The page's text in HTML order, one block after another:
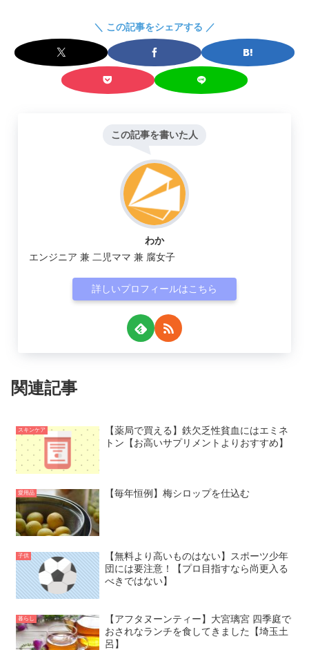
＼ この記事をシェアする ／
この記事を書いた人
わか
エンジニア 兼 二児ママ 兼 腐女子
詳しいプロフィールはこちら
関連記事
スキンケア
【薬局で買える】鉄欠乏性貧血にはエミネ
トン【お高いサプリメントよりおすすめ】
愛用品 【毎年恒例】梅シロップを仕込む
子供
【無料より高いものはない】スポーツ少年
団には要注意！【プロ目指すなら尚更入る
べきではない】
暮らし
【アフタヌーンティー】大宮璃宮 四季庭で
おされなランチを食してきました【埼玉土
呂】